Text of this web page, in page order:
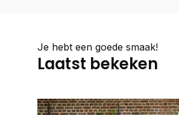
Je hebt een goede smaak!
Laatst bekeken